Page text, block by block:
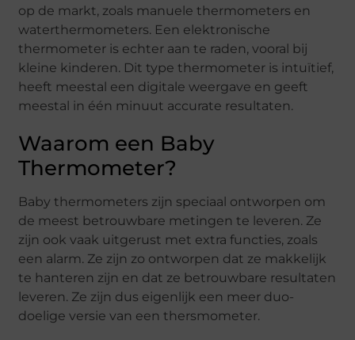
op de markt, zoals manuele thermometers en
waterthermometers. Een elektronische
thermometer is echter aan te raden, vooral bij
kleine kinderen. Dit type thermometer is intuïtief,
heeft meestal een digitale weergave en geeft
meestal in één minuut accurate resultaten.
Waarom een Baby
Thermometer?
Baby thermometers zijn speciaal ontworpen om
de meest betrouwbare metingen te leveren. Ze
zijn ook vaak uitgerust met extra functies, zoals
een alarm. Ze zijn zo ontworpen dat ze makkelijk
te hanteren zijn en dat ze betrouwbare resultaten
leveren. Ze zijn dus eigenlijk een meer duo-
doelige versie van een thersmometer.